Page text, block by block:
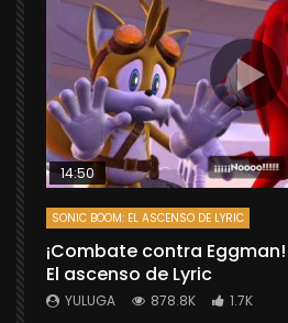
14:50
SONIC BOOM: EL ASCENSO DE LYRIC
¡Combate contra Eggman!
El ascenso de Lyric
YULUGA 878.8K 1.7K